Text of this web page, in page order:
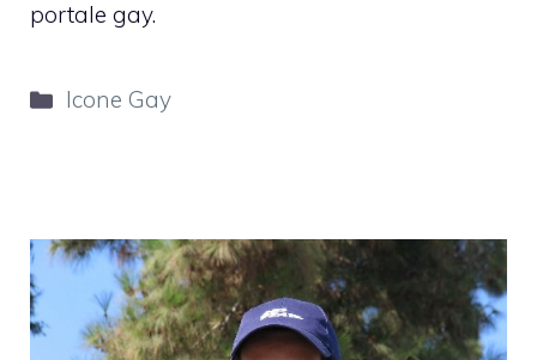
portale gay.
Categorie
Icone Gay